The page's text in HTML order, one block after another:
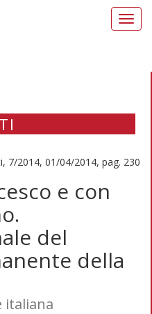
7/2014, 01/04/2014, pag. 230
e con
del
della
italiana